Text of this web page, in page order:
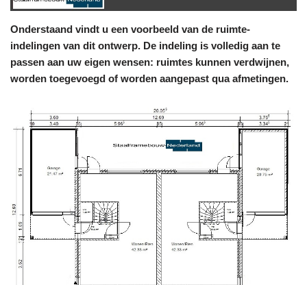
Onderstaand vindt u een voorbeeld van de ruimte-
indelingen van dit ontwerp. De indeling is volledig aan te
passen aan uw eigen wensen: ruimtes kunnen verdwijnen,
worden toegevoegd of worden aangepast qua afmetingen.